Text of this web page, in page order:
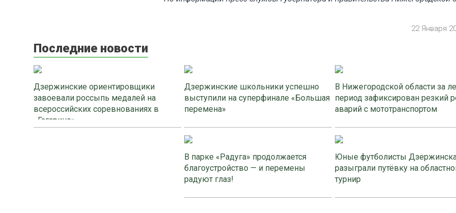
22 Января
Последние новости
Дзержинские ориентировщики
завоевали россыпь медалей на
всероссийских соревнованиях в
«Гагарино»
Дзержинские школьники успешно
выступили на суперфинале «Большая
перемена»
В Нижегородской области за
период зафиксирован резкий
аварий с мототранспортом
В парке «Радуга» продолжается
благоустройство — и перемены
радуют глаз!
Юные футболисты
разыграли путёвку на
турнир